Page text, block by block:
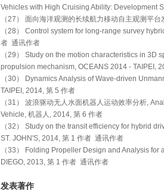
Vehicles with High Cruising Ability: Development
（27） 面向海洋观测的长续航力移动自主观测平
（28） Control system for long-range survey
者 通讯作者
（29） Study on the motion characteristics in
propulsion mechanism, OCEANS 2014 - TAIPEI,
（30） Dynamics Analysis of Wave-driven
TAIPEI, 2014, 第 5 作者
（31） 波浪驱动无人水面机器人运动效率分析,
Vehicle, 机器人, 2014, 第 6 作者
（32） Study on the transit efficiency for hybrid
ST. JOHN'S, 2014, 第 1 作者 通讯作者
（33） Folding Propeller Design and Analysis
DIEGO, 2013, 第 1 作者 通讯作者
发表著作